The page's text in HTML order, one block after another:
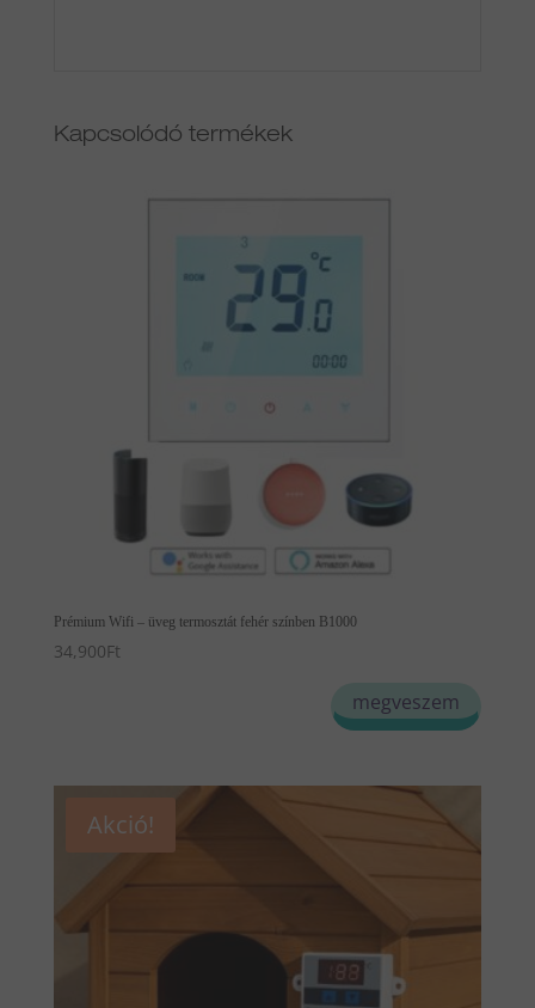
Kapcsolódó termékek
Prémium Wifi – üveg termosztát fehér színben B1000
34,900Ft
megveszem
Akció!